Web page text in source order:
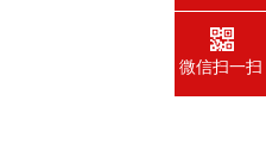
微信扫一扫